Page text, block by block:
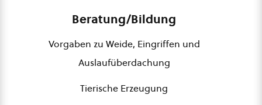
Beratung/Bildung
Vorgaben zu Weide, Eingriffen und
Auslaufüberdachung
Tierische Erzeugung